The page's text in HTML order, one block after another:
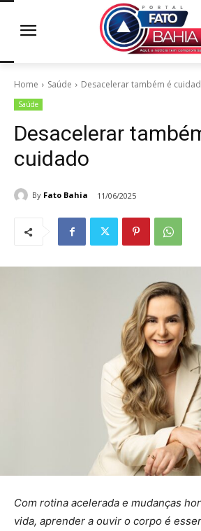
Home Saúde Desacelerar também é
Saúde
Desacelerar
cuidado
By Fato Bahia 11/06/2025
Com rotina acelerada e mudanças
vida, aprender a ouvir o corpo é